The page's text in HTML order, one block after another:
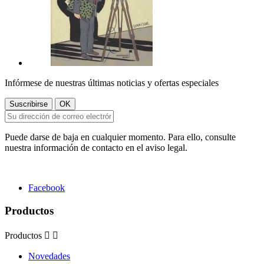
Infórmese de nuestras últimas noticias y ofertas especiales
Puede darse de baja en cualquier momento. Para ello, consulte
nuestra información de contacto en el aviso legal.
Facebook
Productos
Productos  
Novedades